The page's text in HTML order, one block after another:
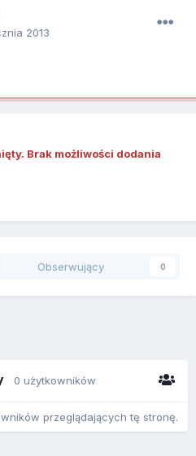
2013
Brak możliwości dodania
Obserwujący 0
0 użytkowników
przeglądających tę stronę.